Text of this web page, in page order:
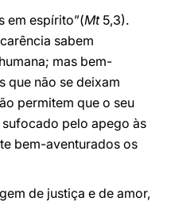
em espírito”(Mt5,3).
sabem
mas bem-
que não se deixam
permitem que o seu
pelo apego às
bem-aventurados os
de justiça e de amor,